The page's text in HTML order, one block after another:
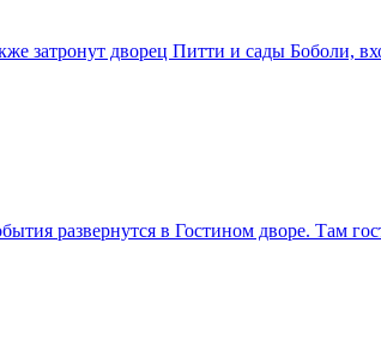
затронут дворец Питти и сады Боболи,
развернутся в Гостином дворе. Там